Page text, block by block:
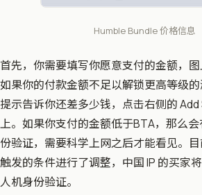
Humble Bundle 价格信息
首先，你需要填写你愿意支付的金额，图
如果你的付款金额不足以解锁更高等级
提示告诉你还差多少钱，点击右侧的
上。如果你支付的金额低于BTA，那么
份验证，需要科学上网之后才能看见。
触发的条件进行了调整，中国 IP 的买家
人机身份验证。